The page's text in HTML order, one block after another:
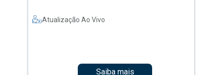
Atualização Ao Vivo
Saiba mais